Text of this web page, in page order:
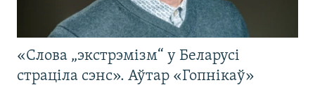
«Слова „экстрэмізм“ у Беларусі
страціла сэнс». Аўтар «Гопнікаў»